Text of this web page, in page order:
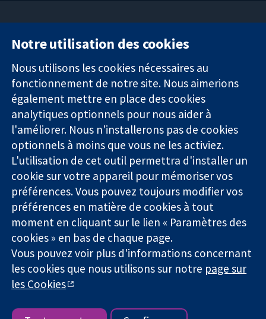
Des données
probantes.
Des décisions
éclairées.
Une meilleure
santé.
11-13 Cavendish
Square
Londres
W1G0AN
Royaume-Uni
nous
Actualités
Service de
presse
Qui sommes-
nous
Offres
d'emploi
Library
La Collaboration Cochrane est une association caritative (n°
1045921) et une société à responsabilité limitée par garantie (n°
03044323) enregistrée en Angleterre et au Pays de Galles. Numéro
de TVA : GB 718 2127 49.
Copyright © 2026 The Cochrane Collaboration
Conditions Générales|Mentions légales|Politique de
Notre utilisation des cookies
Nous utilisons les cookies nécessaires au
fonctionnement de notre site. Nous aimerions
également mettre en place des cookies
analytiques optionnels pour nous aider à
l'améliorer. Nous n'installerons pas de cookies
optionnels à moins que vous ne les activiez.
L'utilisation de cet outil permettra d'installer un
cookie sur votre appareil pour mémoriser vos
préférences. Vous pouvez toujours modifier vos
préférences en matière de cookies à tout
moment en cliquant sur le lien « Paramètres des
cookies » en bas de chaque page.
Vous pouvez voir plus d'informations concernant
les cookies que nous utilisons sur notre page sur
les Cookies